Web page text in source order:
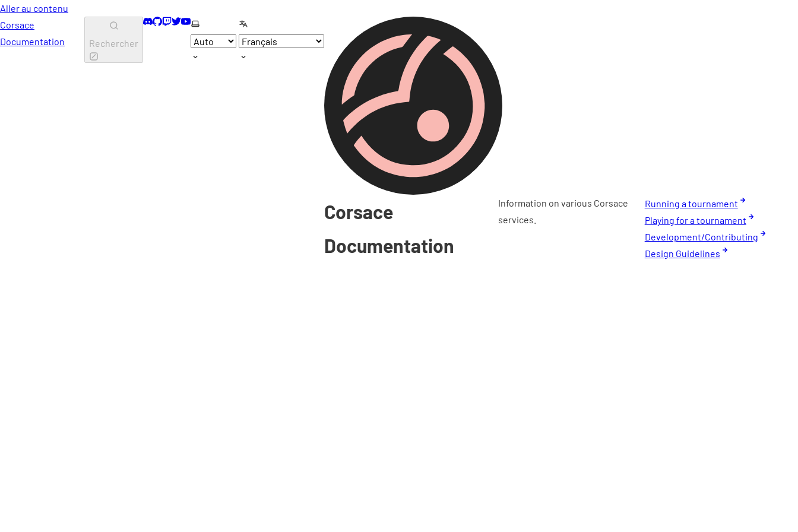
Aller au contenu
Corsace
Documentation
Rechercher
Discord
GitHub
Twitch
Twitter
YouTube
Selectionner le thèmeSelectionner la langue
Corsace
Documentation
Information on various Corsace
services.
Running a tournament
Playing for a tournament
Development/Contributing
Design Guidelines